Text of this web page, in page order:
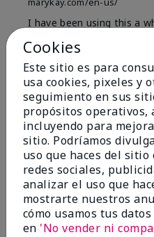
I have been using this a
long time and the hand
Mostrar Traducción
ConclusiónSí,
¿Le ha
opinión?
15 0
Marcar esta opinión
Cookies
Este sitio es para
usa cookies, pixeles y
seguimiento en sus
propósitos operativos,
incluyendo para
sitio. Podríamos
uso que haces del sitio
redes sociales,
analizar el uso que
mostrarte nuestros
cómo usamos tus
en 'No vender ni